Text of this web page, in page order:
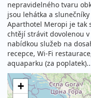
nepravidelného tvaru
jsou lehátka a
Aparthotel Meropi je tak
chtějí strávit dovolenou
nabídkou služeb na
recepce, Wi-Fi
aquaparku (za
+